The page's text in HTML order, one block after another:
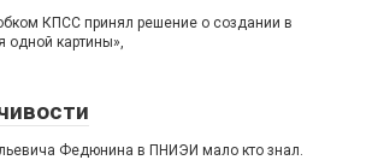
КПСС принял решение о создании в
одной картины»,
Федюнина в ПНИЭИ мало кто знал.